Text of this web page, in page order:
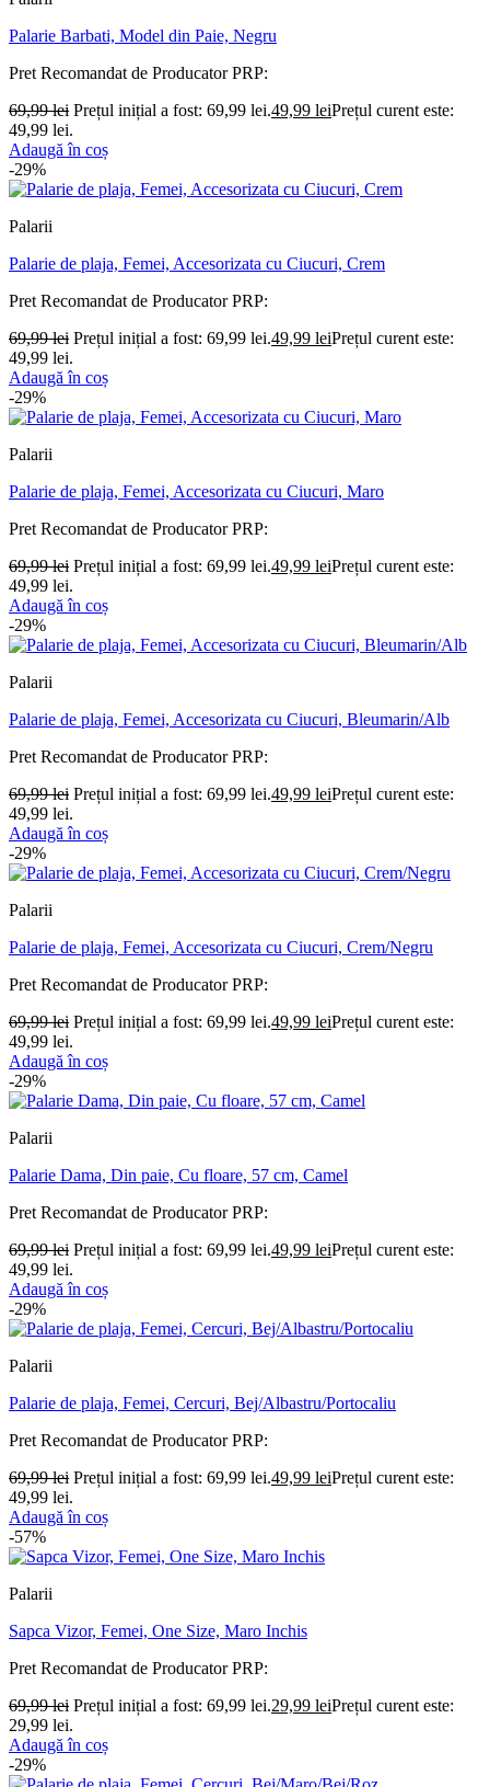
Palarie Barbati, Model din Paie, Negru
Pret Recomandat de ProducatorPRP:
69,99lei Prețul inițial a fost: 69,99 lei.49,99 leiPrețul curent este:
49,99 lei.
Adaugă în coș
-29%
Palarii
Palarie de plaja, Femei, Accesorizata cu Ciucuri, Crem
Pret Recomandat de ProducatorPRP:
69,99lei Prețul inițial a fost: 69,99 lei.49,99 leiPrețul curent este:
49,99 lei.
Adaugă în coș
-29%
Palarii
Palarie de plaja, Femei, Accesorizata cu Ciucuri, Maro
Pret Recomandat de ProducatorPRP:
69,99lei Prețul inițial a fost: 69,99 lei.49,99 leiPrețul curent este:
49,99 lei.
Adaugă în coș
-29%
Palarii
Palarie de plaja, Femei, Accesorizata cu Ciucuri, Bleumarin/Alb
Pret Recomandat de ProducatorPRP:
69,99lei Prețul inițial a fost: 69,99 lei.49,99 leiPrețul curent este:
49,99 lei.
Adaugă în coș
-29%
Palarii
Palarie de plaja, Femei, Accesorizata cu Ciucuri, Crem/Negru
Pret Recomandat de ProducatorPRP:
69,99lei Prețul inițial a fost: 69,99 lei.49,99 leiPrețul curent este:
49,99 lei.
Adaugă în coș
-29%
Palarii
Palarie Dama, Din paie, Cu floare, 57 cm, Camel
Pret Recomandat de ProducatorPRP:
69,99lei Prețul inițial a fost: 69,99 lei.49,99 leiPrețul curent este:
49,99 lei.
Adaugă în coș
-29%
Palarii
Palarie de plaja, Femei, Cercuri, Bej/Albastru/Portocaliu
Pret Recomandat de ProducatorPRP:
69,99lei Prețul inițial a fost: 69,99 lei.49,99 leiPrețul curent este:
49,99 lei.
Adaugă în coș
-57%
Palarii
Sapca Vizor, Femei, One Size, Maro Inchis
Pret Recomandat de ProducatorPRP:
69,99lei Prețul inițial a fost: 69,99 lei.29,99 leiPrețul curent este:
29,99 lei.
Adaugă în coș
-29%